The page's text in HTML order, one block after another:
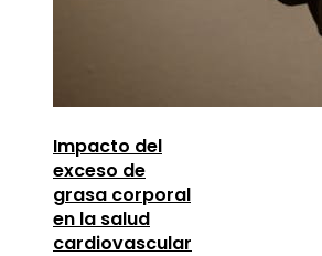
Impacto del
exceso de
grasa corporal
en la salud
cardiovascular